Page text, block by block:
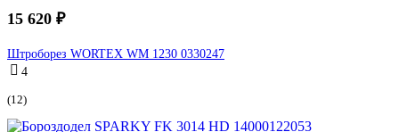
15 620 ₽
Штроборез WORTEX WM 1230 0330247
4
(12)